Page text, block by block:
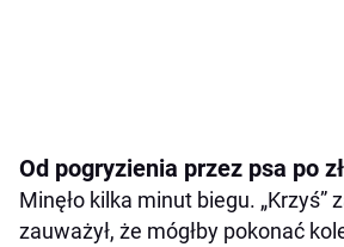
Od pogryzienia przez psa po
Minęło kilka minut biegu. „Krzyś”
zauważył, że mógłby pokonać